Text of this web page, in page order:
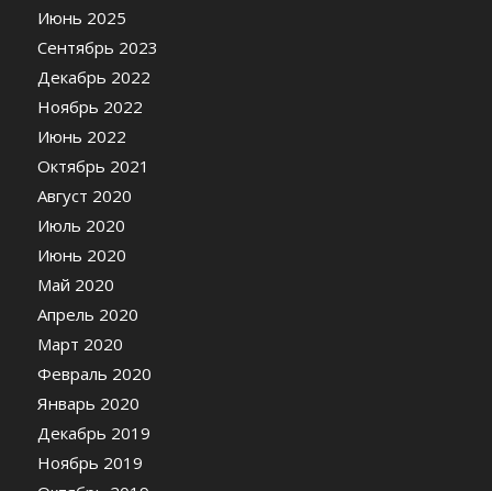
Июнь 2025
Сентябрь 2023
Декабрь 2022
Ноябрь 2022
Июнь 2022
Октябрь 2021
Август 2020
Июль 2020
Июнь 2020
Май 2020
Апрель 2020
Март 2020
Февраль 2020
Январь 2020
Декабрь 2019
Ноябрь 2019